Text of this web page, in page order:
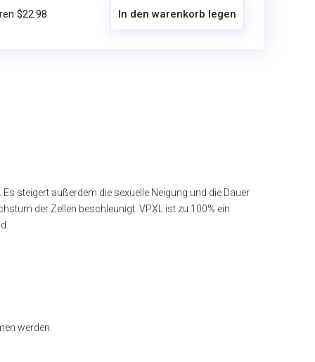
$22.98 In den warenkorb legen
steigert außerdem die sexuelle Neigung und die Dauer
der Zellen beschleunigt. VPXL ist zu 100% ein
werden.